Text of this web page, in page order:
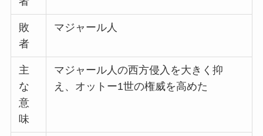
敗
者
マジャール人
主
な
意
味
マジャール人の西方侵入を大きく抑
え、オットー1世の権威を高めた